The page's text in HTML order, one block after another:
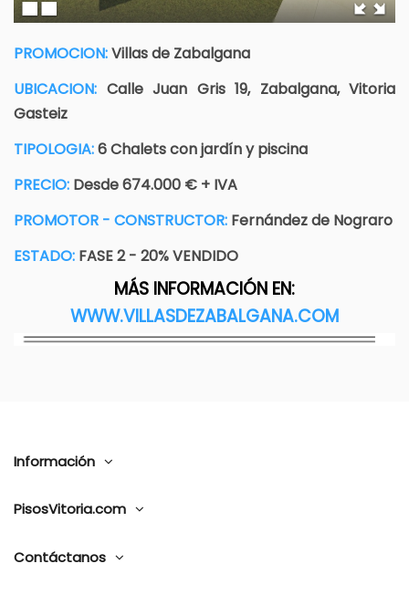
PROMOCION:Villas de Zabalgana
UBICACION: Calle Juan Gris 19, Zabalgana, Vitoria
Gasteiz
TIPOLOGIA:6 Chalets con jardín y piscina
PRECIO: Desde 674.000 € + IVA
PROMOTOR - CONSTRUCTOR: Fernández de Nograro
ESTADO: FASE 2 - 20% VENDIDO
MÁS INFORMACIÓN EN:
WWW.VILLASDEZABALGANA.COM
Información
PisosVitoria.com
Contáctanos